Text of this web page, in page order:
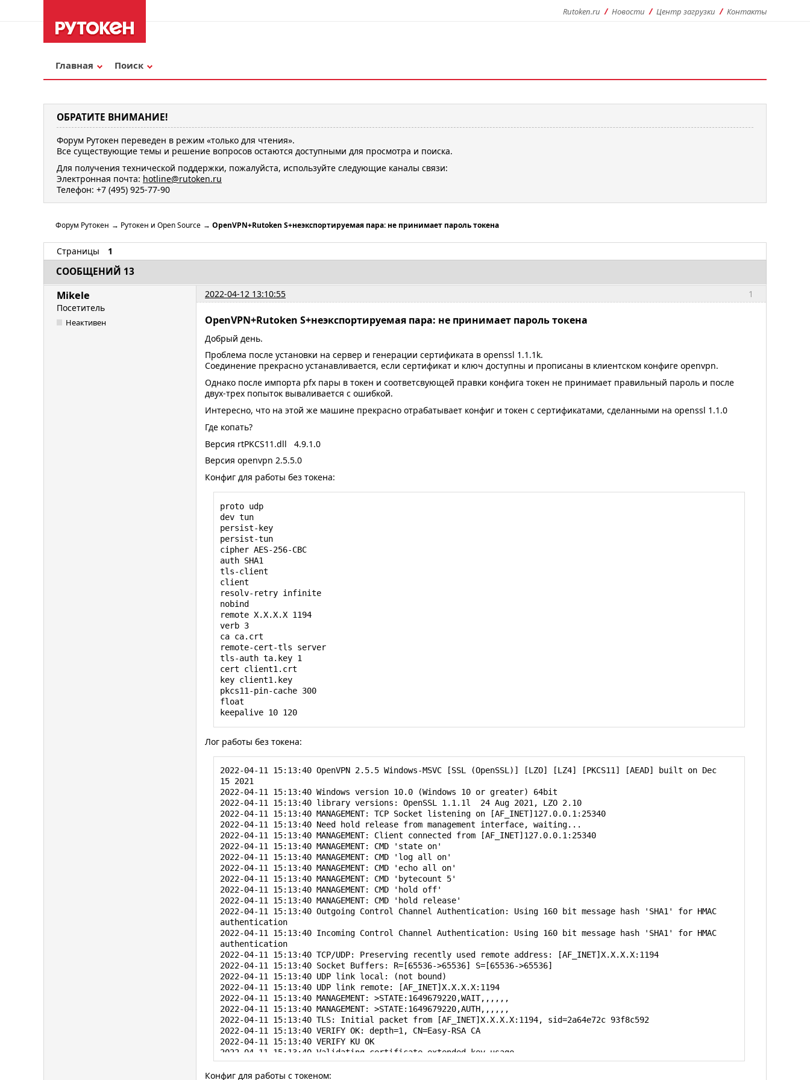
Rutoken.ru Новости Центр загрузки Контакты
Главная Поиск
ОБРАТИТЕ ВНИМАНИЕ!
Форум Рутокен переведен в режим «только для чтения».
Все существующие темы и решение вопросов остаются доступными для просмотра и поиска.
Для получения технической поддержки, пожалуйста, используйте следующие каналы связи:
Электронная почта: hotline@rutoken.ru
Телефон: +7 (495) 925-77-90
Форум Рутокен → Рутокен и Open Source → OpenVPN+Rutoken S+неэкспортируемая пара: не принимает пароль токена
Страницы 1
СООБЩЕНИЙ 13
1
Mikele
2022-04-12 13:10:55
Посетитель
Неактивен OpenVPN+Rutoken S+неэкспортируемая пара: не принимает пароль токена
Добрый день.
Проблема после установки на сервер и генерации сертификата в openssl 1.1.1k.
Соединение прекрасно устанавливается, если сертификат и ключ доступны и прописаны в клиентском конфиге openvpn.
Однако после импорта pfx пары в токен и соответсвующей правки конфига токен не принимает правильный пароль и после
двух-трех попыток вываливается с ошибкой.
Интересно, что на этой же машине прекрасно отрабатывает конфиг и токен с сертификатами, сделанными на openssl 1.1.0
Где копать?
Версия rtPKCS11.dll 4.9.1.0
Версия openvpn 2.5.5.0
Конфиг для работы без токена:
proto udp
dev tun
persist-key
persist-tun
cipher AES-256-CBC
auth SHA1
tls-client
client
resolv-retry infinite
nobind
remote Х.Х.Х.Х 1194
verb 3
ca ca.crt
remote-cert-tls server
tls-auth ta.key 1
cert client1.crt
key client1.key
pkcs11-pin-cache 300
float
keepalive 10 120
Лог работы без токена:
2022-04-11 15:13:40 OpenVPN 2.5.5 Windows-MSVC [SSL (OpenSSL)] [LZO] [LZ4] [PKCS11] [AEAD] built on Dec
15 2021
2022-04-11 15:13:40 Windows version 10.0 (Windows 10 or greater) 64bit
2022-04-11 15:13:40 library versions: OpenSSL 1.1.1l  24 Aug 2021, LZO 2.10
2022-04-11 15:13:40 MANAGEMENT: TCP Socket listening on [AF_INET]127.0.0.1:25340
2022-04-11 15:13:40 Need hold release from management interface, waiting...
2022-04-11 15:13:40 MANAGEMENT: Client connected from [AF_INET]127.0.0.1:25340
2022-04-11 15:13:40 MANAGEMENT: CMD 'state on'
2022-04-11 15:13:40 MANAGEMENT: CMD 'log all on'
2022-04-11 15:13:40 MANAGEMENT: CMD 'echo all on'
2022-04-11 15:13:40 MANAGEMENT: CMD 'bytecount 5'
2022-04-11 15:13:40 MANAGEMENT: CMD 'hold off'
2022-04-11 15:13:40 MANAGEMENT: CMD 'hold release'
2022-04-11 15:13:40 Outgoing Control Channel Authentication: Using 160 bit message hash 'SHA1' for HMAC
authentication
2022-04-11 15:13:40 Incoming Control Channel Authentication: Using 160 bit message hash 'SHA1' for HMAC
authentication
2022-04-11 15:13:40 TCP/UDP: Preserving recently used remote address: [AF_INET]Х.Х.Х.Х:1194
2022-04-11 15:13:40 Socket Buffers: R=[65536->65536] S=[65536->65536]
2022-04-11 15:13:40 UDP link local: (not bound)
2022-04-11 15:13:40 UDP link remote: [AF_INET]Х.Х.Х.Х:1194
2022-04-11 15:13:40 MANAGEMENT: >STATE:1649679220,WAIT,,,,,,
2022-04-11 15:13:40 MANAGEMENT: >STATE:1649679220,AUTH,,,,,,
2022-04-11 15:13:40 TLS: Initial packet from [AF_INET]Х.Х.Х.Х:1194, sid=2a64e72c 93f8c592
2022-04-11 15:13:40 VERIFY OK: depth=1, CN=Easy-RSA CA
2022-04-11 15:13:40 VERIFY KU OK
2022-04-11 15:13:40 Validating certificate extended key usage
2022-04-11 15:13:40 ++ Certificate has EKU (str) TLS Web Server Authentication, expects TLS Web Server
Authentication
Конфиг для работы с токеном: